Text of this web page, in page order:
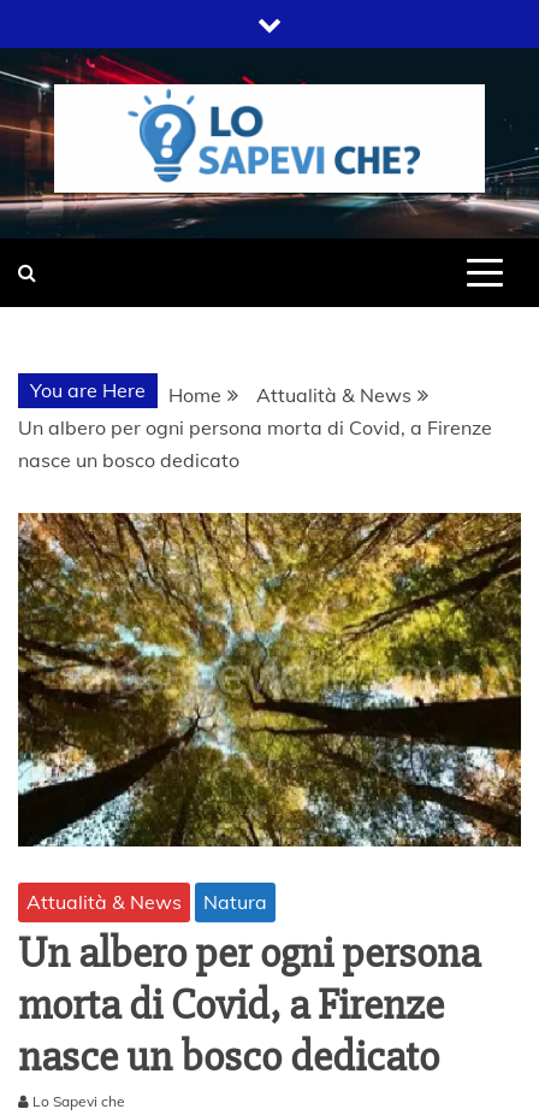
to
content
LO SAPEVI
CHE?
SITO WEB DEL GRUPPO LIFELIVE
You are Here Home
Attualità & News
Un albero per ogni persona morta di Covid, a Firenze
nasce un bosco dedicato
Attualità & News Natura
Un albero per ogni persona
morta di Covid, a Firenze
nasce un bosco dedicato
Lo Sapevi che